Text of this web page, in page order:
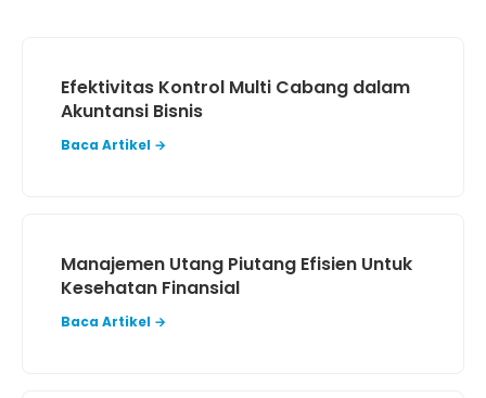
Efektivitas Kontrol Multi Cabang dalam
Akuntansi Bisnis
Baca Artikel →
Manajemen Utang Piutang Efisien Untuk
Kesehatan Finansial
Baca Artikel →